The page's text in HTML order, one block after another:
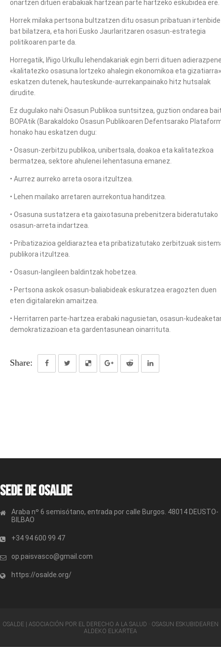
onartzen dituen erabakiak hartzean parte hartzeko eskubidea ere.
Horrek milaka pertsona bultzatzen ditu osasun pribatuan irtenbide
bat bilatzera, eta hori Eusko Jaurlaritzaren osasun-estrategia
politikoaren parte da.
Horregatik, Iñigo Urkullu lehendakariak egin berri dituen
«kalitatezko osasuna lortzeko ahalegin ekonomikoa eta gizatiarra»
eskatzen dutenek, hauteskunde-aurrekanpainako hitz hutsalak
dirudite.
Ez dugulako nahi Osasun Publikoa suntsitzea, guztion ondarea
BOPAtik (Barakaldoko Osasun Publikoaren Defentsarako
honako hau eskatzen dugu:
• Osasun-zerbitzu publikoa, unibertsala, doakoa eta kalitatezkoa
bermatzea, sektore ahulenei lehentasuna emanez.
• Aurrez aurreko arreta osora itzultzea.
• Lehen mailako arretaren aurrekontua handitzea.
• Osasuna sustatzera eta gaixotasuna prebenitzera bideratutako
osasun-arreta indartzea.
• Pribatizazioa geldiaraztea eta pribatizatutako zerbitzuak
publikora itzultzea.
• Osasun-langileen baldintzak hobetzea.
• Pertsona askok osasun-baliabideak eskuratzea eragozten duen
eten digitalarekin amaitzea.
• Herritarren parte-hartzea erabaki nagusietan, osasun-
demokratizazioan eta gardentasunean oinarrituta.
Share:
Sede de OSALDE
Araba nº 6 semisótano, entrada por calle Burgos. 48014 DEUSTO-
BILBAO
+34 94 600 99 47
op.paisvasco@gmail.com
https://osalde.org/
OSALDE | ASOCIACIÓN POR EL DERECHO A LA SALUD · OSASUN ESKUBIDEAREN
ALDEKO ELKARTEA